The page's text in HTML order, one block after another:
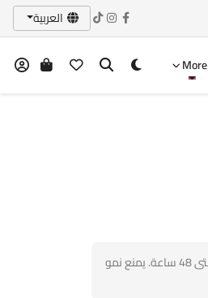
العربية
More
يوفر حماية فعالة ضد التعرق، ويمنحك شعورًا بالانتعاش والراحة يدوم حتى 48 ساعة. يمنع نمو